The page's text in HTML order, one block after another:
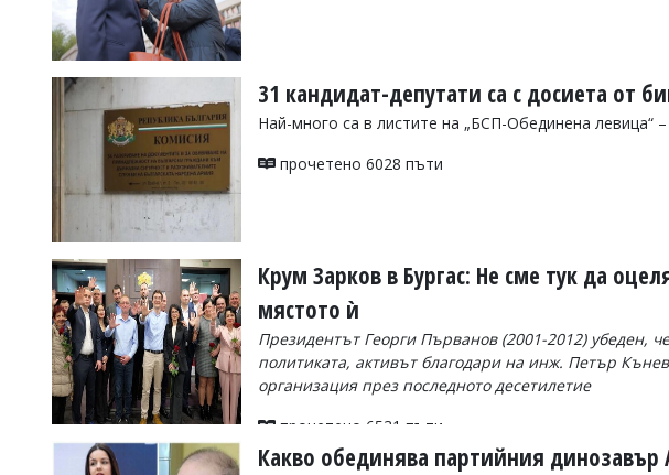
Управители:
Веселин
Василев,
v.vasilev@flagman.bg
k.kassabova@flagman.bg
редактор:
Колев,
office@flagman.bg
Коментарите
статиите
въвеждат
читателите
31 кандидат-депутати са с досиета от
Най-много са в листите на „БСП-Обединена левица“ –
прочетено 6028 пъти
Крум Зарков в Бургас: Не сме тук да
мястото ѝ
Президентът Георги Първанов (2001-2012) убеден,
политиката, активът благодари на инж. Петър
организация през последното десетилетие
прочетено 6531 пъти
Какво обединява партийния динозавър